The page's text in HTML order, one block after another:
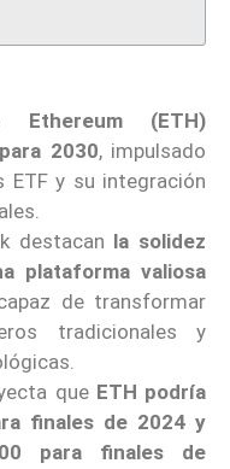
Ethereum (ETH)
2030, impulsado
ETF y su integración
destacan la solidez
plataforma valiosa
de transformar
tradicionales y
queETH podría
finales de 2024 y
para finales de